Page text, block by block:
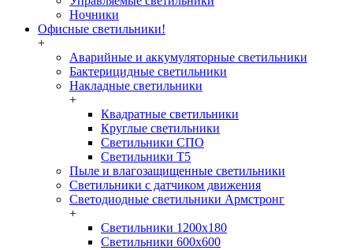
Ночники
Офисные светильники!
+
Аварийные и аккумуляторные светильники
Бактерицидные светильники
Накладные светильники
+
Квадратные светильники
Круглые светильники
Светильники СПО
Светильники Т5
Пыле и влагозащищенные светильники
Светильники с датчиком движения
Светодиодные светильники Армстронг
+
Светильники 1200х180
Светильники 600х600